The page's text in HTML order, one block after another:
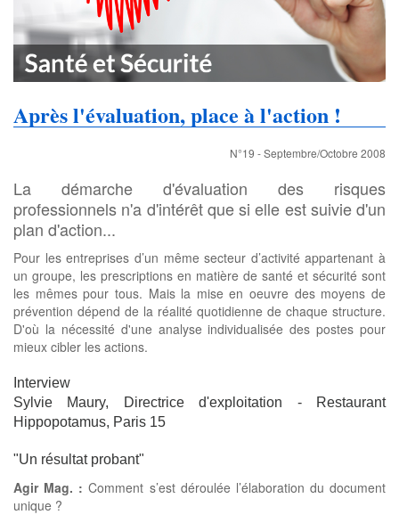
Après l'évaluation, place à l'action !
N°19 - Septembre/Octobre 2008
La démarche d'évaluation des risques
professionnels n'a d'intérêt que si elle est suivie d'un
plan d'action...
Pour les entreprises d’un même secteur d’activité appartenant à
un groupe, les prescriptions en matière de santé et sécurité sont
les mêmes pour tous. Mais la mise en oeuvre des moyens de
prévention dépend de la réalité quotidienne de chaque structure.
D'où la nécessité d'une analyse individualisée des postes pour
mieux cibler les actions.
Interview
Sylvie Maury, Directrice d'exploitation - Restaurant
Hippopotamus, Paris 15
"Un résultat probant"
Agir Mag. :Comment s’est déroulée l’élaboration du document
unique ?